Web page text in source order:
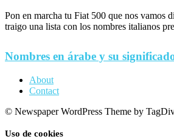
Pon en marcha tu Fiat 500 que nos vamos
traigo una lista con los nombres italianos
Nombres en árabe y su
About
Contact
© Newspaper WordPress Theme by
Uso de cookies